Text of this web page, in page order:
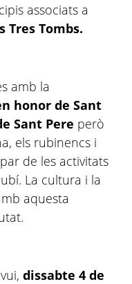
associats a
Tres Tombs.
amb la
honor de Sant
Sant Pere però
els rubinencs i
de les activitats
La cultura i la
aquesta
dissabte 4 de